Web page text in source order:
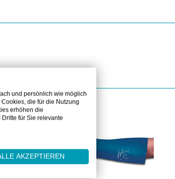
und persönlich wie möglich
die für die Nutzung
erhöhen die
für Sie relevante
AKZEPTIEREN